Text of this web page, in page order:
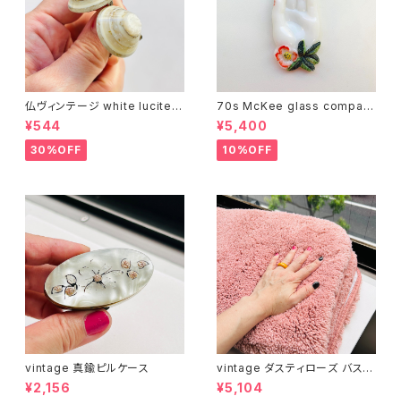
仏ヴィンテージ white lucite c
onfetti 山型イヤリング
¥544
30%OFF
70s McKee glass compan
y ハンドペイントハンド小皿
（赤）
¥5,400
10%OFF
vintage 真鍮ピルケース
¥2,156
vintage ダスティローズ バスマ
ット
¥5,104